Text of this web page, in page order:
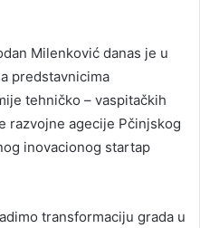
Milenković danas je u
predstavnicima
tehničko – vaspitačkih
razvojne agecije Pčinjskog
inovacionog startap
transformaciju grada u